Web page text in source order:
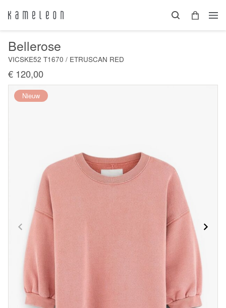
Bellerose
VICSKE52 T1670 / ETRUSCAN RED
€ 120,00
Nieuw